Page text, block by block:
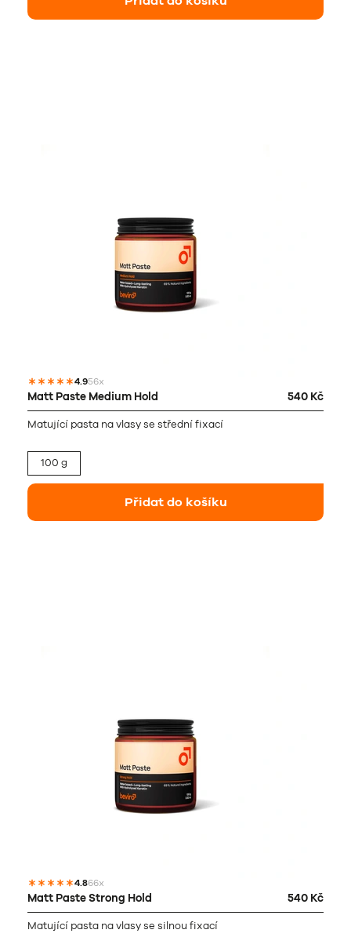
4.956x
Matt Paste Medium Hold 540 Kč
Matující pasta na vlasy se střední fixací
100 g
Přidat do košíku
4.866x
Matt Paste Strong Hold 540 Kč
Matující pasta na vlasy se silnou fixací